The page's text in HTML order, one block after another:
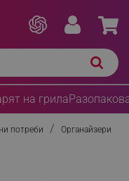
на грила
потреби
Органайзери